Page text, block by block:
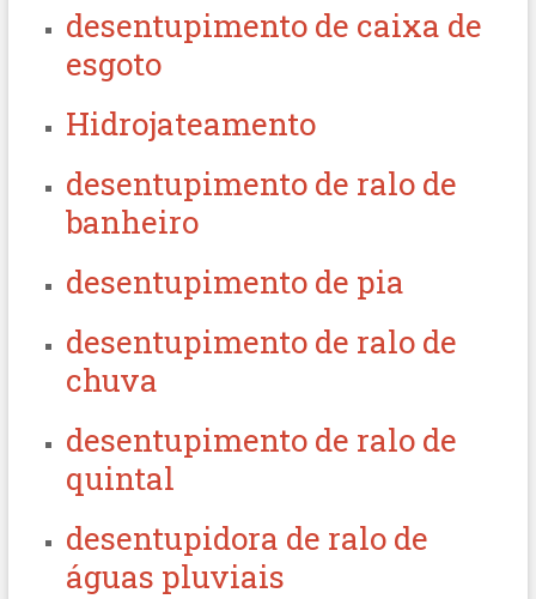
desentupimento de caixa de
esgoto
Hidrojateamento
desentupimento de ralo de
banheiro
desentupimento de pia
desentupimento de ralo de
chuva
desentupimento de ralo de
quintal
desentupidora de ralo de
águas pluviais